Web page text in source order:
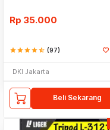
Rp 35.000
starstarstarstarstar_half (97)
DKI Jakarta
Beli Sekarang